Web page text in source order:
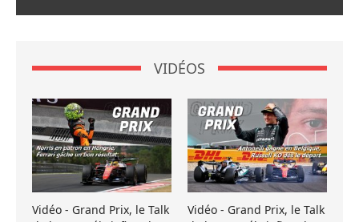
VIDÉOS
Vidéo - Grand Prix, le Talk
Vidéo - Grand Prix, le Talk